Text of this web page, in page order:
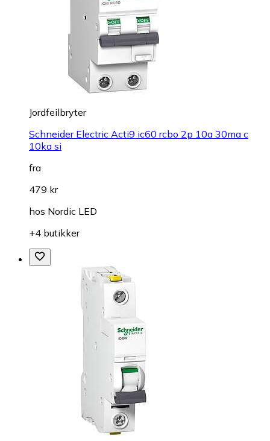
Jordfeilbryter
Schneider Electric Acti9 ic60 rcbo 2p 10a 30ma c
10ka si
fra
479 kr
hos Nordic LED
+4 butikker